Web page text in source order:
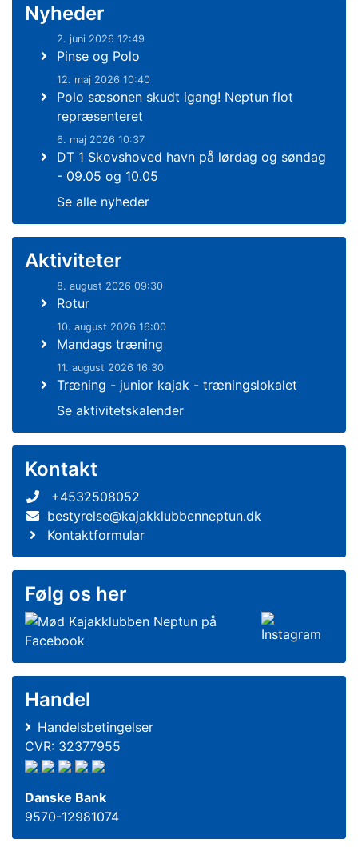
Nyheder
2. juni 2026 12:49
Pinse og Polo
12. maj 2026 10:40
Polo sæsonen skudt igang! Neptun flot
repræsenteret
6. maj 2026 10:37
DT 1 Skovshoved havn på lørdag og søndag
- 09.05 og 10.05
Se alle nyheder
Aktiviteter
8. august 2026 09:30
Rotur
10. august 2026 16:00
Mandags træning
11. august 2026 16:30
Træning - junior kajak - træningslokalet
Se aktivitetskalender
Kontakt
+4532508052
bestyrelse@kajakklubbenneptun.dk
Kontaktformular
Følg os her
Handel
Handelsbetingelser
CVR: 32377955
Danske Bank
9570-12981074